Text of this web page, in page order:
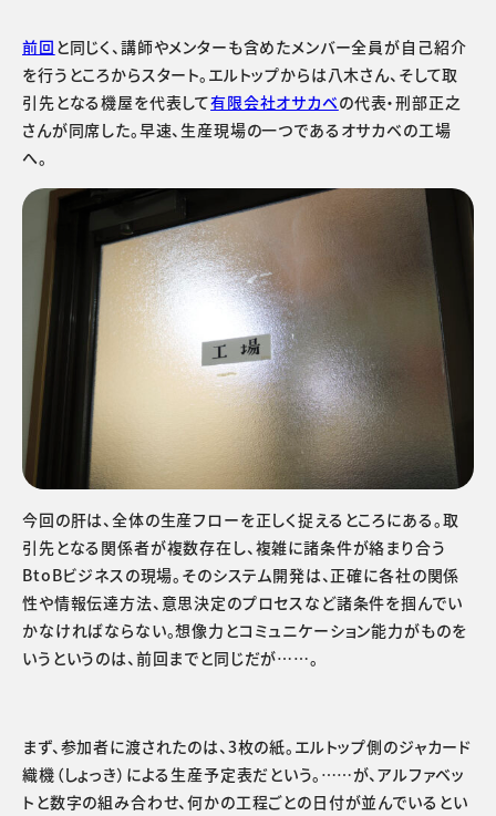
前回 と同じく、講師やメンターも含めたメンバー全員が自己紹介
を行うところからスタート。エルトップからは八木さん、そして取
引先となる機屋を代表して有限会社オサカベの代表・刑部正之
さんが同席した。早速、生産現場の一つであるオサカベの工場
へ。
今回の肝は、全体の生産フローを正しく捉えるところにある。取
引先となる関係者が複数存在し、複雑に諸条件が絡まり合う
BtoBビジネスの現場。そのシステム開発は、正確に各社の関係
性や情報伝達方法、意思決定のプロセスなど諸条件を掴んでい
かなければならない。想像力とコミュニケーション能力がものを
いうというのは、前回までと同じだが……。
まず、参加者に渡されたのは、3枚の紙。エルトップ側のジャカード
織機（しょっき）による生産予定表だという。……が、アルファベッ
トと数字の組み合わせ、何かの工程ごとの日付が並んでいるとい